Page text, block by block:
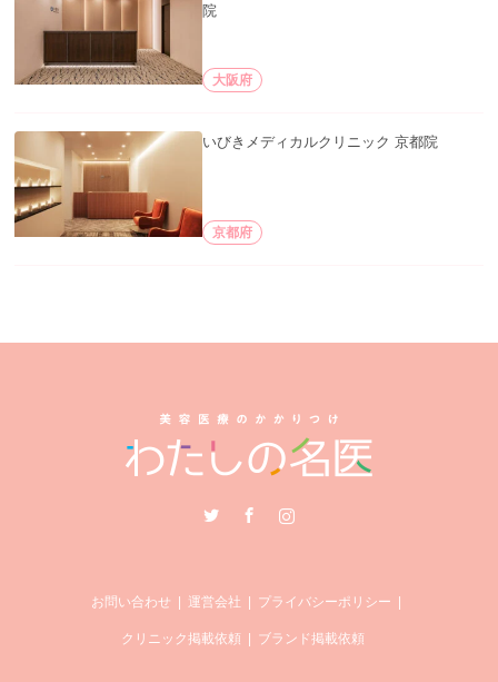
院
大阪府
いびきメディカルクリニック 京都院
京都府
Instagram
お問い合わせ 運営会社 プライバシーポリシー
クリニック掲載依頼 ブランド掲載依頼